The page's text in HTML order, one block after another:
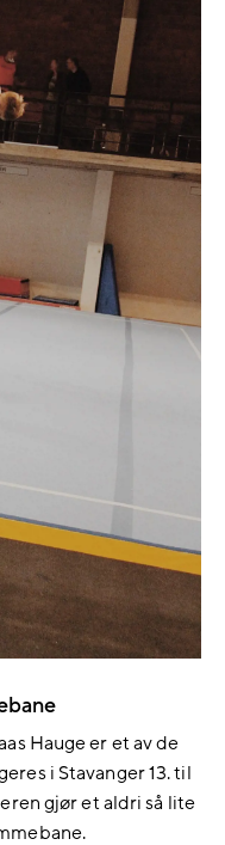
Hauge er et av de
i Stavanger 13. til
gjør et aldri så lite